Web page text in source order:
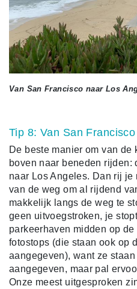
Van San Francisco naar Los
Tip 8: Van San
De beste manier om van de
boven naar beneden rijden:
naar Los Angeles. Dan rij
van de weg om al rijdend
makkelijk langs de weg te
geen uitvoegstroken, je
parkeerhaven midden op
fotostops (die staan ook op
aangegeven), want ze
aangegeven, maar pal
Onze meest uitgesproken